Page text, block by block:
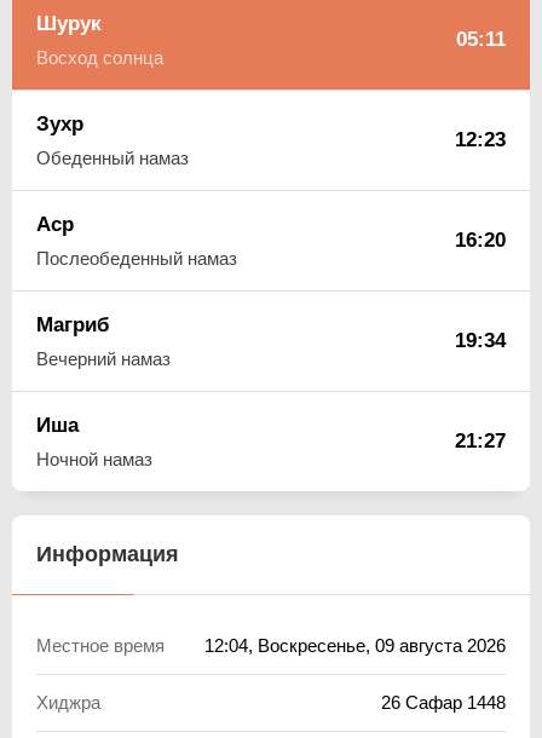
Шурук
Восход солнца
05:11
Зухр
Обеденный намаз
12:23
Аср
Послеобеденный намаз
16:20
Магриб
Вечерний намаз
19:34
Иша
Ночной намаз
21:27
Информация
Местное время 12:04, Воскресенье, 09 августа 2026
Хиджра 26 Сафар 1448